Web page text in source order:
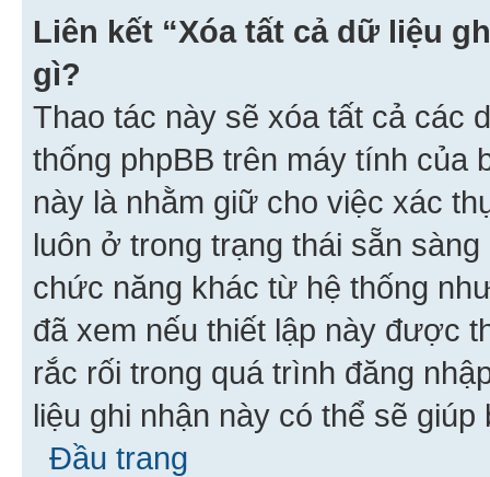
Liên kết “Xóa tất cả dữ liệu
gì?
Thao tác này sẽ xóa tất cả các
thống phpBB trên máy tính của
này là nhằm giữ cho việc xác
luôn ở trong trạng thái sẵn
chức năng khác từ hệ thống
đã xem nếu thiết lập này được
rắc rối trong quá trình đăng
liệu ghi nhận này có thể sẽ
Đầu trang